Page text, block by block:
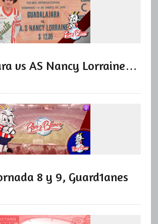
vs AS Nancy Lorraine…
8 y 9, Guard1anes